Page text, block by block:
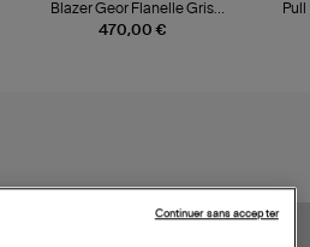
470,00 €
Blazer Geor Flanelle Gris
Léopard
Continuer sans accepter